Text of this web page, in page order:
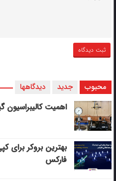
محبوب جدید دیدگاهها
اهمیت کالیبراسیون
بهترین بروکر برای
فارکس